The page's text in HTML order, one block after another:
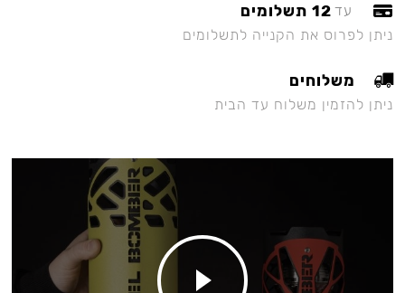
עד 12 תשלומים
ניתן לפרוס את הקנייה לתשלומים
משלוחים
ניתן להזמין משלוח עד הבית